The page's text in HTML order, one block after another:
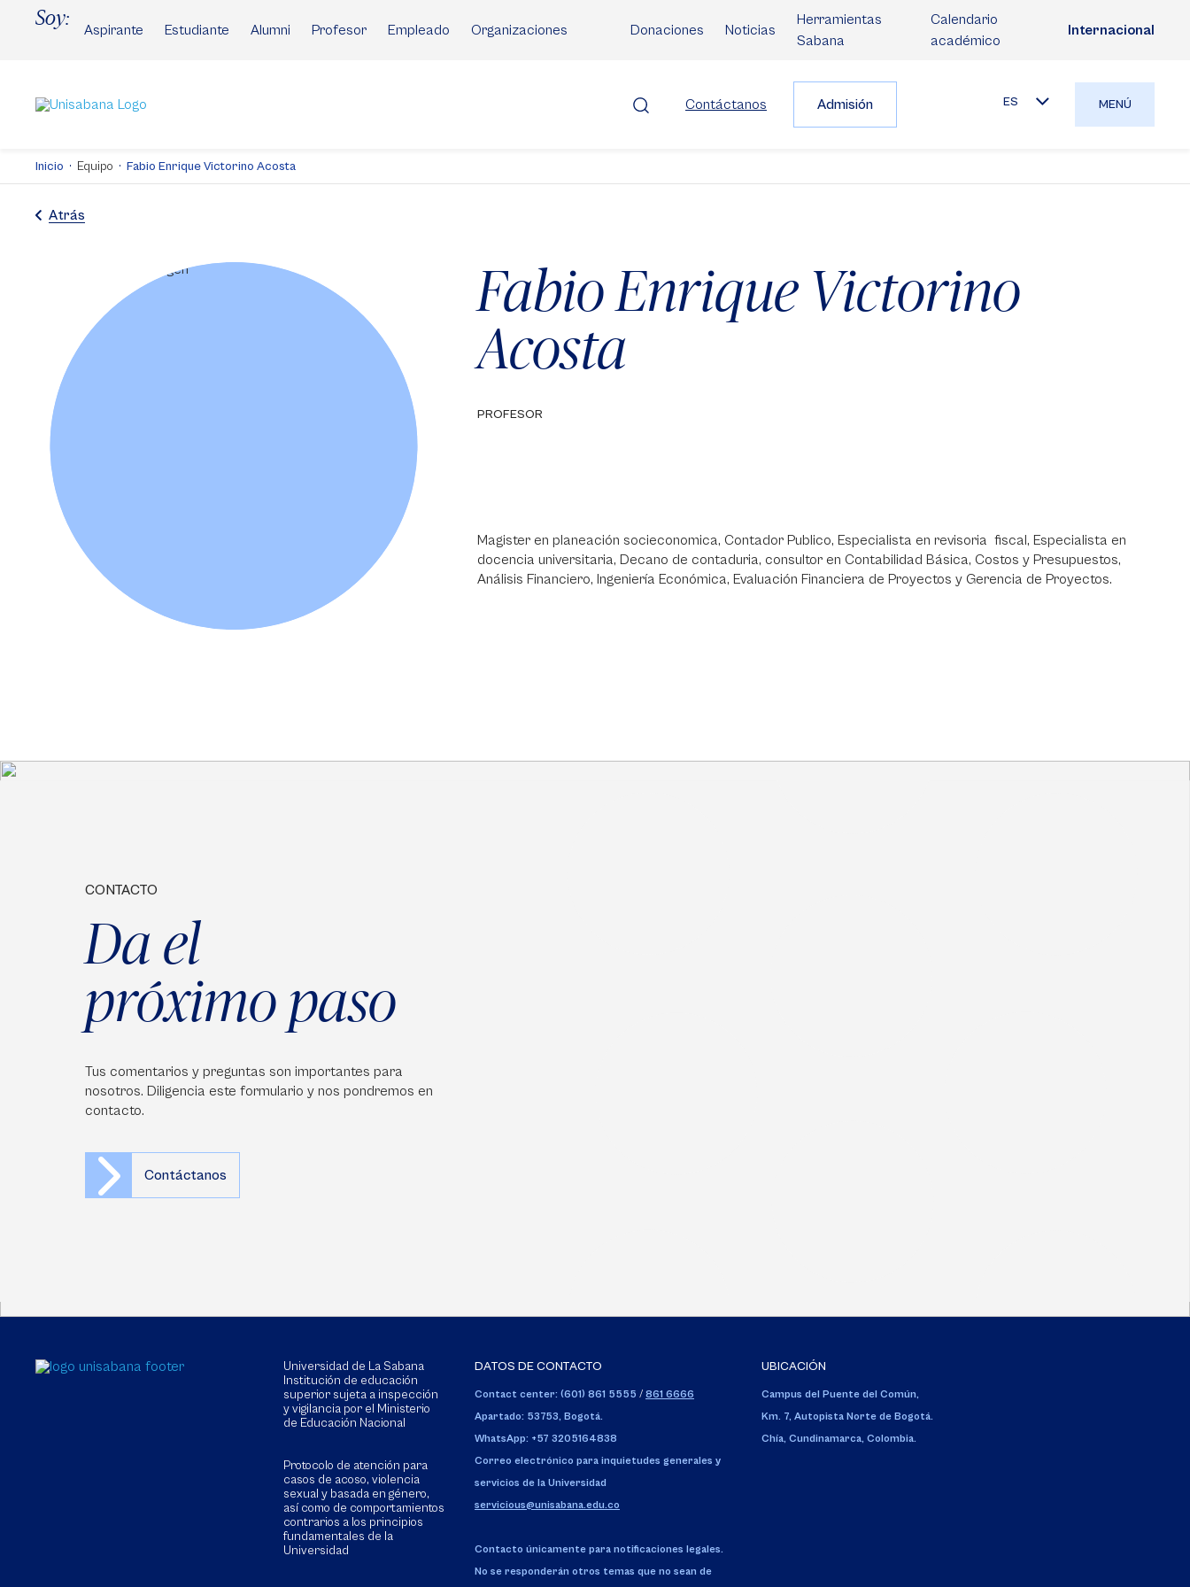
Soy:
Aspirante Estudiante Alumni Profesor Empleado Organizaciones Donaciones Noticias
Herramientas
Sabana
Calendario
académico
Internacional
Contáctanos Admisión ES MENÚ
Inicio Equipo Fabio Enrique Victorino Acosta
Atrás
Fabio Enrique Victorino
Acosta
PROFESOR
Magister en planeación socieconomica, Contador Publico, Especialista en revisoria fiscal, Especialista en
docencia universitaria, Decano de contaduria, consultor en Contabilidad Básica, Costos y Presupuestos,
Análisis Financiero, Ingeniería Económica, Evaluación Financiera de Proyectos y Gerencia de Proyectos.
CONTACTO
Da el
próximo paso
Tus comentarios y preguntas son importantes para
nosotros. Diligencia este formulario y nos pondremos en
contacto.
Contáctanos
Universidad de La Sabana
Institución de educación
superior sujeta a inspección
y vigilancia por el Ministerio
de Educación Nacional
Protocolo de atención para
casos de acoso, violencia
sexual y basada en género,
así como de comportamientos
contrarios a los principios
fundamentales de la
Universidad
DATOS DE CONTACTO
Contact center: (601) 861 5555 / 861 6666
Apartado: 53753, Bogotá.
WhatsApp: +57 3205164838
Correo electrónico para inquietudes generales y
servicios de la Universidad
servicious@unisabana.edu.co
Contacto únicamente para notificaciones legales.
No se responderán otros temas que no sean de
UBICACIÓN
Campus del Puente del Común,
Km. 7, Autopista Norte de Bogotá.
Chía, Cundinamarca, Colombia.